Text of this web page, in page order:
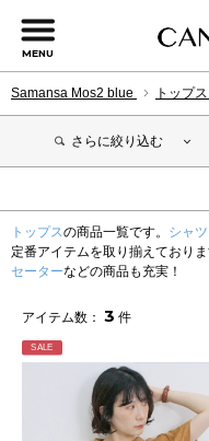
MENU
Samansa Mos2 blue トップス
さらに絞り込む
トップスの商品一覧です。 シャ
定番アイテムを取り揃えており
セーターなどの商品も充実！
アイテム数： 3 件
SALE